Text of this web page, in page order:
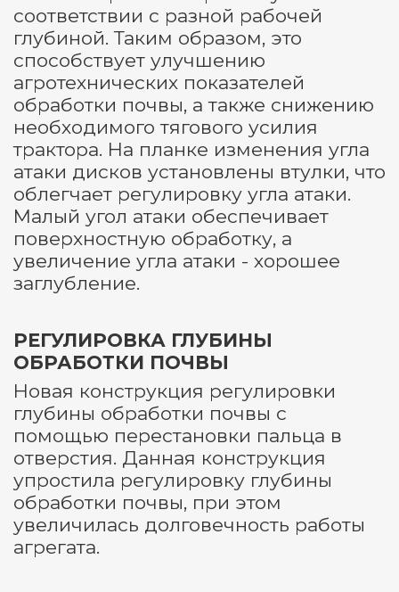
соответствии с разной рабочей
глубиной. Таким образом, это
способствует улучшению
агротехнических показателей
обработки почвы, а также снижению
необходимого тягового усилия
трактора. На планке изменения угла
атаки дисков установлены втулки, что
облегчает регулировку угла атаки.
Малый угол атаки обеспечивает
поверхностную обработку, а
увеличение угла атаки - хорошее
заглубление.
РЕГУЛИРОВКА ГЛУБИНЫ
ОБРАБОТКИ ПОЧВЫ
Новая конструкция регулировки
глубины обработки почвы с
помощью перестановки пальца в
отверстия. Данная конструкция
упростила регулировку глубины
обработки почвы, при этом
увеличилась долговечность работы
агрегата.